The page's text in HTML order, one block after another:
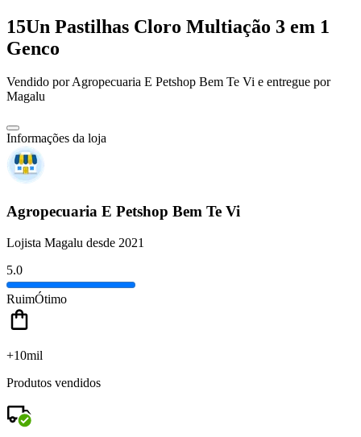
15Un Pastilhas Cloro Multiação 3 em 1
Genco
Vendido porAgropecuaria E Petshop Bem Te Vi e entregue por
Magalu
Informações da loja
Agropecuaria E Petshop Bem Te Vi
Lojista Magalu desde 2021
5.0
RuimÓtimo
+10mil
Produtos vendidos